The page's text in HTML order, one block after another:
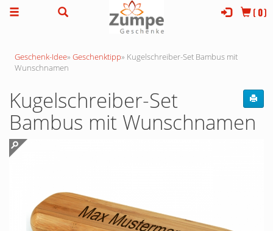
( 0)
Geschenk-Idee» Geschenktipp» Kugelschreiber-Set Bambus mit
Wunschnamen
Kugelschreiber-Set
Bambus mit Wunschnamen